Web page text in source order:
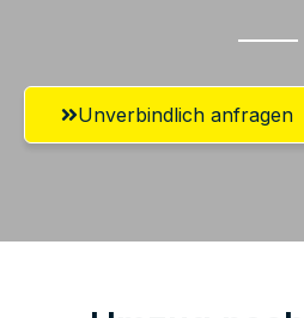
Unverbindlich anfragen